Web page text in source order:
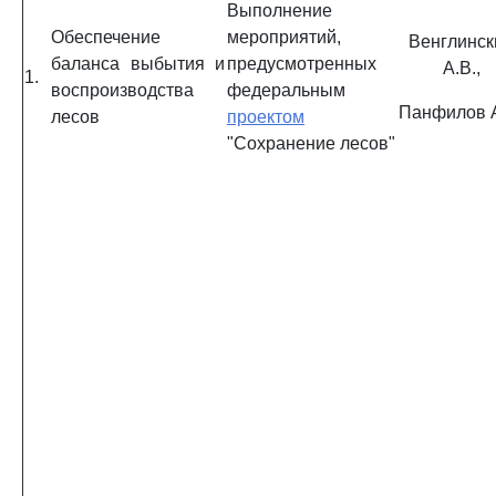
1.
Обеспечение
баланса выбытия и
воспроизводства
лесов
Выполнение
мероприятий,
предусмотренных
федеральным
проектом
"Сохранение лесов"
А.В.,
Панфилов